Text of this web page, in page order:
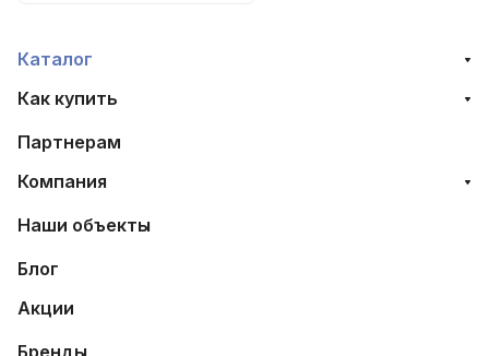
Каталог
Как купить
Партнерам
Компания
Наши объекты
Блог
Акции
Бренды